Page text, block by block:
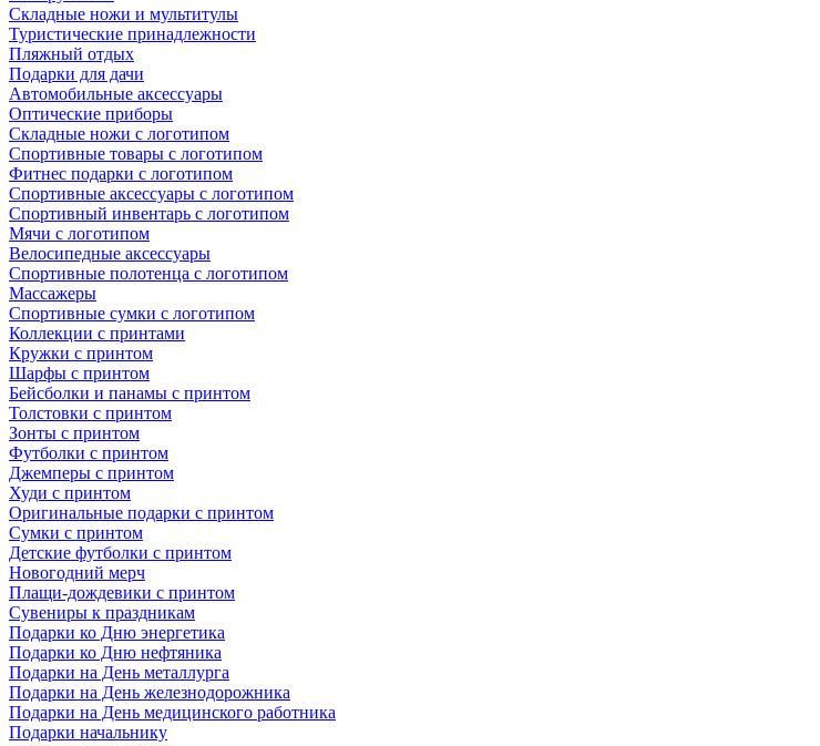
Складные ножи и мультитулы
Туристические принадлежности
Пляжный отдых
Подарки для дачи
Автомобильные аксессуары
Оптические приборы
Складные ножи с логотипом
Спортивные товары с логотипом
Фитнес подарки с логотипом
Спортивные аксессуары с логотипом
Спортивный инвентарь с логотипом
Мячи с логотипом
Велосипедные аксессуары
Спортивные полотенца с логотипом
Массажеры
Спортивные сумки с логотипом
Коллекции с принтами
Кружки с принтом
Шарфы с принтом
Бейсболки и панамы с принтом
Толстовки с принтом
Зонты с принтом
Футболки с принтом
Джемперы с принтом
Худи с принтом
Оригинальные подарки с принтом
Сумки с принтом
Детские футболки с принтом
Новогодний мерч
Плащи-дождевики с принтом
Сувениры к праздникам
Подарки ко Дню энергетика
Подарки ко Дню нефтяника
Подарки на День металлурга
Подарки на День железнодорожника
Подарки на День медицинского работника
Подарки начальнику